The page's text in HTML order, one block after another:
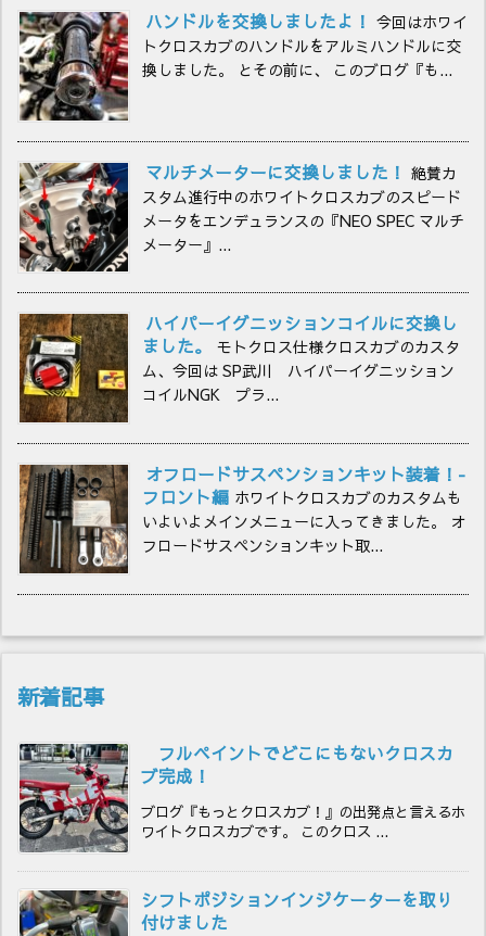
ハンドルを交換しましたよ！ 今回はホワイ
トクロスカブのハンドルをアルミハンドルに交
換しました。 とその前に、 このブログ『も...
マルチメーターに交換しました！ 絶賛カ
スタム進行中のホワイトクロスカブのスピード
メータをエンデュランスの『NEO SPEC マルチ
メーター』...
ハイパーイグニッションコイルに交換し
ました。
モトクロス仕様クロスカブのカスタ
ム、今回は SP武川 ハイパーイグニッション
コイルNGK プラ...
オフロードサスペンションキット装着！-
フロント編 ホワイトクロスカブのカスタムも
いよいよメインメニューに入ってきました。 オ
フロードサスペンションキット取...
新着記事
フルペイントでどこにもないクロスカ
ブ完成！
ブログ『もっとクロスカブ！』の出発点と言えるホ
ワイトクロスカブです。 このクロス ...
シフトポジションインジケーターを取り
付けました